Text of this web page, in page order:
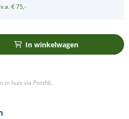
€ 75,-
In winkelwagen
in huis via PostNL